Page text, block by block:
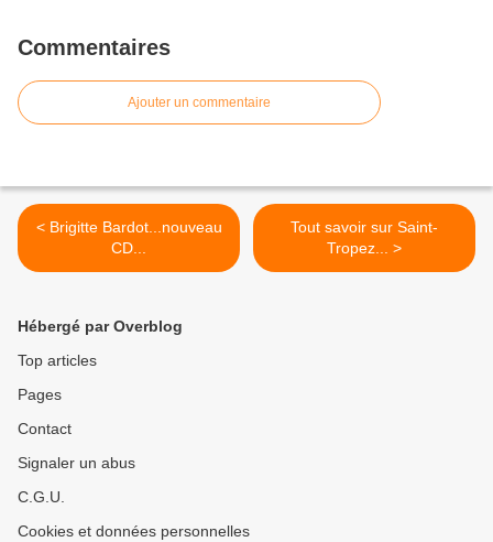
Commentaires
Ajouter un commentaire
< Brigitte Bardot...nouveau
CD...
Tout savoir sur Saint-
Tropez... >
Hébergé par Overblog
Top articles
Pages
Contact
Signaler un abus
C.G.U.
Cookies et données personnelles